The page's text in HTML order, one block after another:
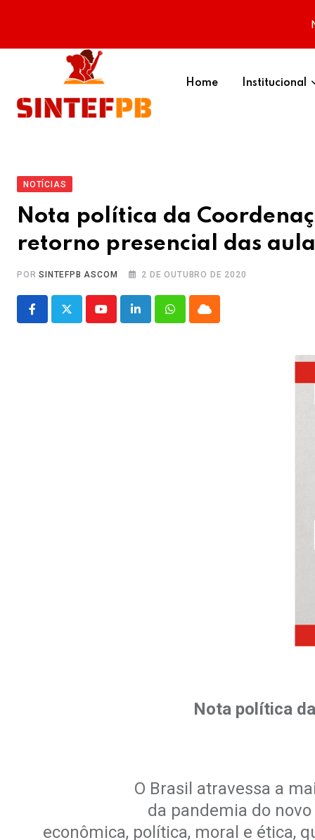
content
Home Institucional
NOTÍCIAS
Nota política da
retorno presencial das
PORSINTEFPB ASCOM 2 DE OUTUBRO DE 2020
YoutubeLinkedInWhatsappCloud
Nota política
O Brasil atravessa a
da pandemia do
econômica, política, moral e ética,